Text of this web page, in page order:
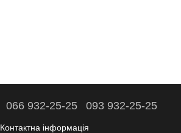
066 932-25-25 093 932-25-25
Контактна інформація